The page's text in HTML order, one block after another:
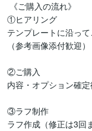
①ヒアリング
テンプレートに沿って
（参考画像添付歓迎）
②ご購入
内容・オプション確
③ラフ制作
ラフ作成（修正は3回